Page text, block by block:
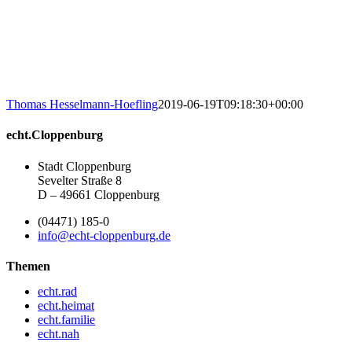
Thomas Hesselmann-Hoefling2019-06-19T09:18:30+00:00
echt.Cloppenburg
Stadt Cloppenburg
Sevelter Straße 8
D – 49661 Cloppenburg
(04471) 185-0
info@echt-cloppenburg.de
Themen
echt.rad
echt.heimat
echt.familie
echt.nah